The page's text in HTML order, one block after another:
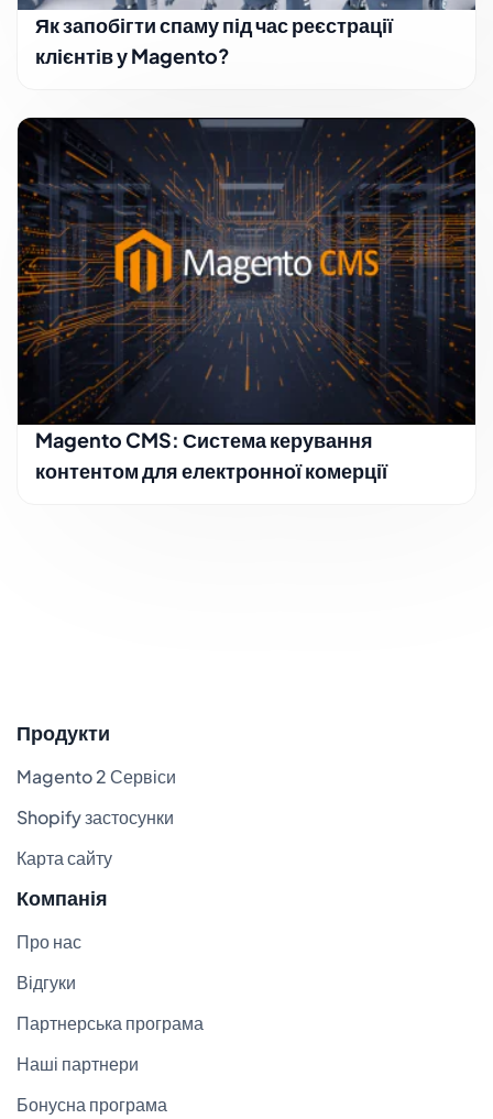
Як запобігти спаму під час реєстрації
клієнтів у Magento?
Magento CMS: Система керування
контентом для електронної комерції
Продукти
Magento 2 Сервіси
Shopify застосунки
Карта сайту
Компанія
Про нас
Відгуки
Партнерська програма
Наші партнери
Бонусна програма